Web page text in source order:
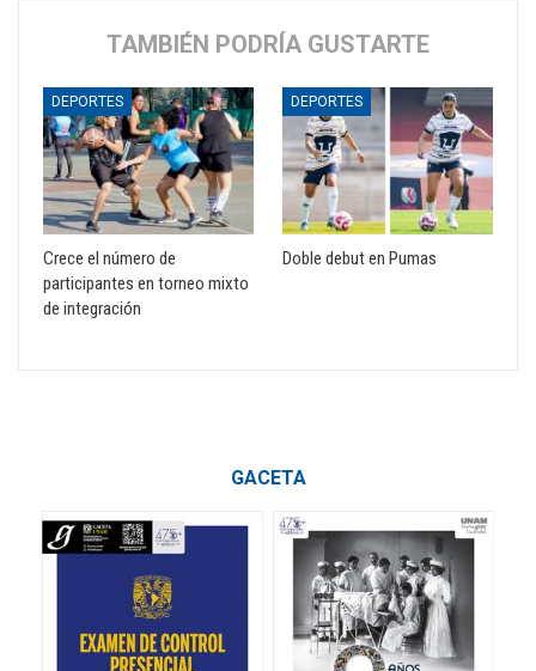
TAMBIÉN PODRÍA GUSTARTE
DEPORTES
Crece el número de
participantes en torneo mixto
de integración
DEPORTES
Doble debut en Pumas
GACETA